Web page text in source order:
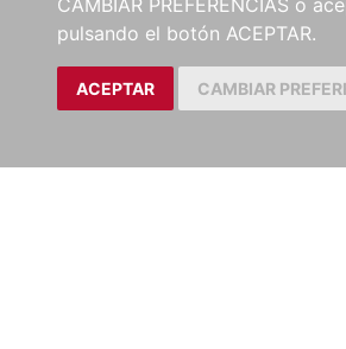
CAMBIAR PREFERENCIAS o
pulsando el botón ACEPTAR.
ACEPTAR CAMBIAR